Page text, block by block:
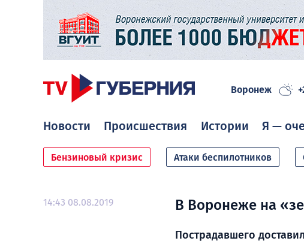
Воронеж
Новости Происшествия Истории Я —
Бензиновый кризис Атаки беспилотников
14:43 08.08.2019 В Воронеже на
Пострадавшего